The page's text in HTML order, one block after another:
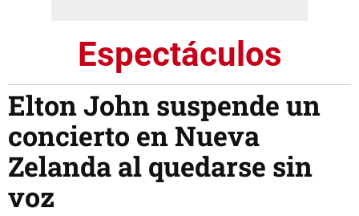
Espectáculos
Elton John suspende un
concierto en Nueva
Zelanda al quedarse sin
voz